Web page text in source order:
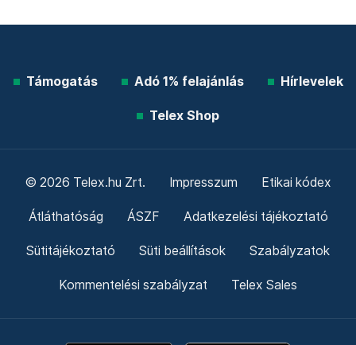
Támogatás Adó 1% felajánlás Hírlevelek
Telex Shop
© 2026 Telex.hu Zrt. Impresszum Etikai kódex
Átláthatóság ÁSZF Adatkezelési tájékoztató
Sütitájékoztató Süti beállítások Szabályzatok
Kommentelési szabályzat Telex Sales